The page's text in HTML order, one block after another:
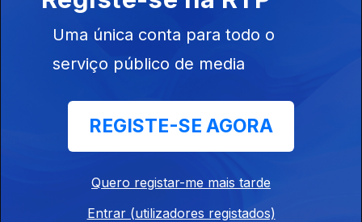
Desporto
Escolar
Uma única conta para todo o
serviço público de media
REGISTE-SE AGORA
Quero registar-me mais tarde
Entrar (utilizadores registados)